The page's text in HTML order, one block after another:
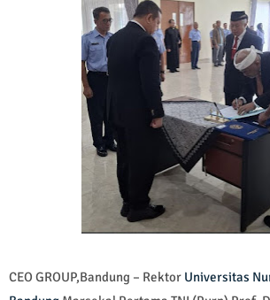
CEO GROUP,Bandung – Rektor Universitas